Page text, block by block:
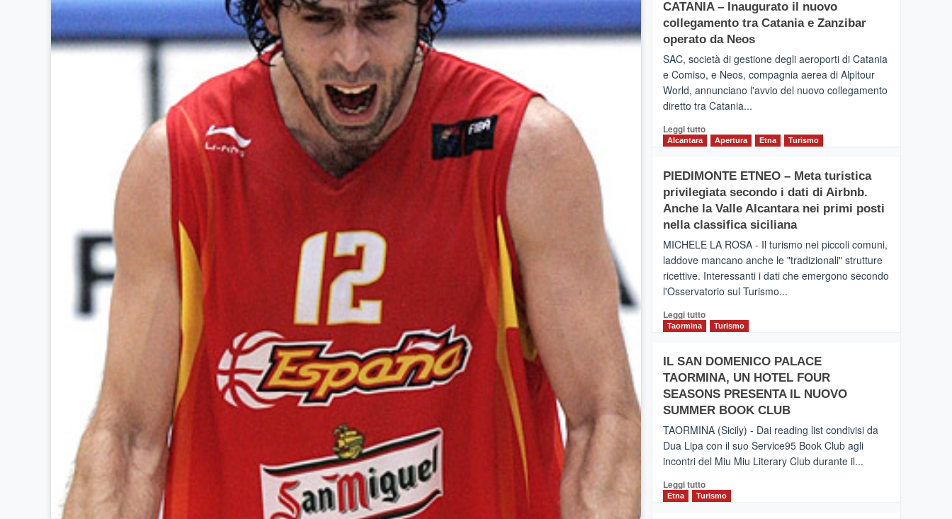
CATANIA – Inaugurato il nuovo
collegamento tra Catania e Zanzibar
operato da Neos
SAC, società di gestione degli aeroporti di Catania
e Comiso, e Neos, compagnia aerea di Alpitour
World, annunciano l'avvio del nuovo collegamento
diretto tra Catania...
Leggi tuttoLeggi
CATANIA
–
Inaugurato
il
collegamento
tra
Catania
e
operato
da
Alcantara Apertura Etna Turismo
PIEDIMONTE ETNEO – Meta turistica
privilegiata secondo i dati di Airbnb.
Anche la Valle Alcantara nei primi posti
nella classifica siciliana
MICHELE LA ROSA - Il turismo nei piccoli comuni,
laddove mancano anche le "tradizionali" strutture
ricettive. Interessanti i dati che emergono secondo
l'Osservatorio sul Turismo...
Leggi tuttoLeggi
PIEDIMONTE
ETNEO
–
Meta
privilegiata
secondo
i
di
Airbnb.
Taormina Turismo
IL SAN DOMENICO PALACE
TAORMINA, UN HOTEL FOUR
SEASONS PRESENTA IL NUOVO
SUMMER BOOK CLUB
TAORMINA (Sicily) - Dai reading list condivisi da
Dua Lipa con il suo Service95 Book Club agli
incontri del Miu Miu Literary Club durante il...
Leggi tuttoLeggi
di
Etna Turismo